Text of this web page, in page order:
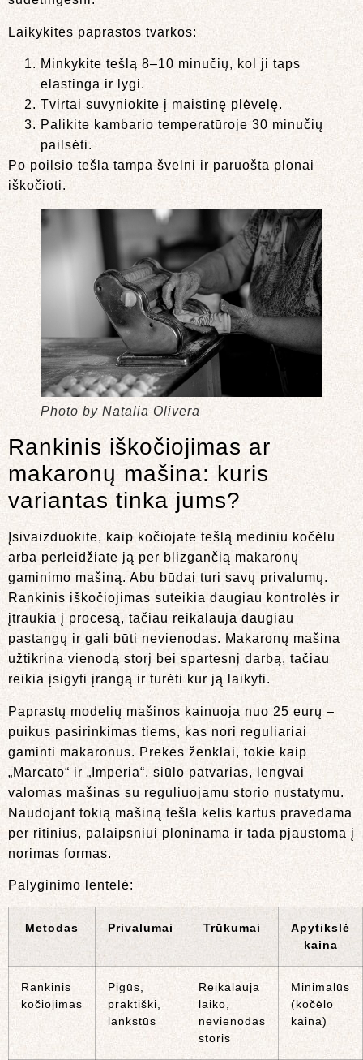
Laikykitės paprastos tvarkos:
Minkykite tešlą 8–10 minučių, kol ji taps
elastinga ir lygi.
Tvirtai suvyniokite į maistinę plėvelę.
Palikite kambario temperatūroje 30 minučių
pailsėti.
Po poilsio tešla tampa švelni ir paruošta plonai
iškočioti.
Photo by Natalia Olivera
Rankinis iškočiojimas ar
makaronų mašina: kuris
variantas tinka jums?
Įsivaizduokite, kaip kočiojate tešlą mediniu kočėlu
arba perleidžiate ją per blizgančią makaronų
gaminimo mašiną. Abu būdai turi savų privalumų.
Rankinis iškočiojimas suteikia daugiau kontrolės ir
įtraukia į procesą, tačiau reikalauja daugiau
pastangų ir gali būti nevienodas. Makaronų mašina
užtikrina vienodą storį bei spartesnį darbą, tačiau
reikia įsigyti įrangą ir turėti kur ją laikyti.
Paprastų modelių mašinos kainuoja nuo 25 eurų –
puikus pasirinkimas tiems, kas nori reguliariai
gaminti makaronus. Prekės ženklai, tokie kaip
„Marcato“ ir „Imperia“, siūlo patvarias, lengvai
valomas mašinas su reguliuojamu storio nustatymu.
Naudojant tokią mašiną tešla kelis kartus pravedama
per ritinius, palaipsniui ploninama ir tada pjaustoma į
norimas formas.
Palyginimo lentelė:
Metodas Privalumai Trūkumai
Apytikslė
kaina
Rankinis
kočiojimas
Pigūs,
praktiški,
lankstūs
Reikalauja
laiko,
nevienodas
storis
Minimalūs
(kočėlo
kaina)